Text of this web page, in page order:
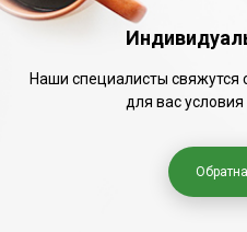
Наши специалисты свяжутся
для вас